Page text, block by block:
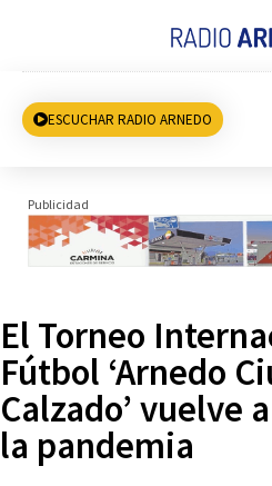
ESCUCHAR RADIO ARNEDO
Publicidad
El Torneo
Fútbol ‘Arnedo
Calzado’ vuelve
la pandemia